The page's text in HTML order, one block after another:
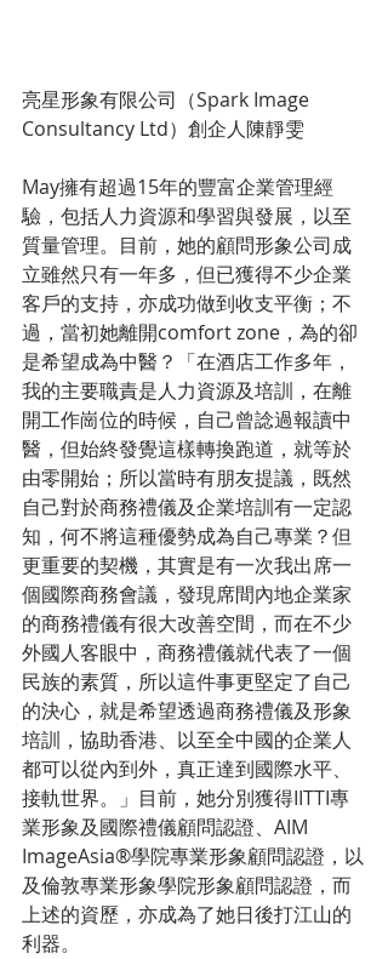
亮星形象有限公司（Spark Image
Consultancy Ltd）創企人陳靜雯
May擁有超過15年的豐富企業管理經
驗，包括人力資源和學習與發展，以至
質量管理。目前，她的顧問形象公司成
立雖然只有一年多，但已獲得不少企業
客戶的支持，亦成功做到收支平衡；不
過，當初她離開comfort zone，為的卻
是希望成為中醫？「在酒店工作多年，
我的主要職責是人力資源及培訓，在離
開工作崗位的時候，自己曾諗過報讀中
醫，但始終發覺這樣轉換跑道，就等於
由零開始；所以當時有朋友提議，既然
自己對於商務禮儀及企業培訓有一定認
知，何不將這種優勢成為自己專業？但
更重要的契機，其實是有一次我出席一
個國際商務會議，發現席間內地企業家
的商務禮儀有很大改善空間，而在不少
外國人客眼中，商務禮儀就代表了一個
民族的素質，所以這件事更堅定了自己
的決心，就是希望透過商務禮儀及形象
培訓，協助香港、以至全中國的企業人
都可以從內到外，真正達到國際水平、
接軌世界。」目前，她分別獲得IITTI專
業形象及國際禮儀顧問認證、AIM
ImageAsia®學院專業形象顧問認證，以
及倫敦專業形象學院形象顧問認證，而
上述的資歷，亦成為了她日後打江山的
利器。